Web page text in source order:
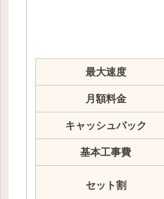
最大速度
月額料金
キャッシュバック
基本工事費
セット割